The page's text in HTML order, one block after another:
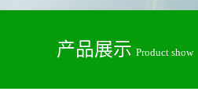
产品展示 Product show